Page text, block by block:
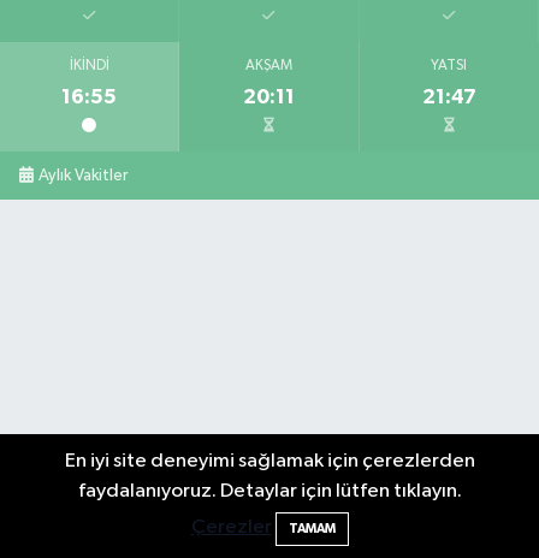
İKINDI
16:55
AKŞAM
20:11
YATSI
21:47
Aylık Vakitler
En iyi site deneyimi sağlamak için çerezlerden
faydalanıyoruz. Detaylar için lütfen tıklayın.
Çerezler
TAMAM